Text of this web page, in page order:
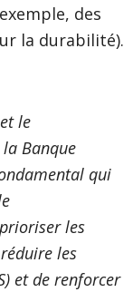
des
la durabilité).
le
la Banque
qui
les
les
et de renforcer